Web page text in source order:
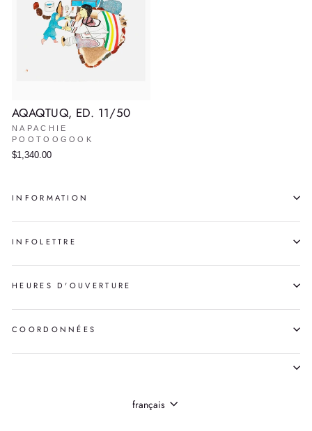
AQAQTUQ, ED. 11/50
NAPACHIE
POOTOOGOOK
$1,340.00
INFORMATION
INFOLETTRE
HEURES D'OUVERTURE
COORDONNÉES
LANGUE
français